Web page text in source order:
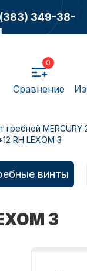
349-38-
0
Сравнение
гребной
RH LEXOM 3
винты
3